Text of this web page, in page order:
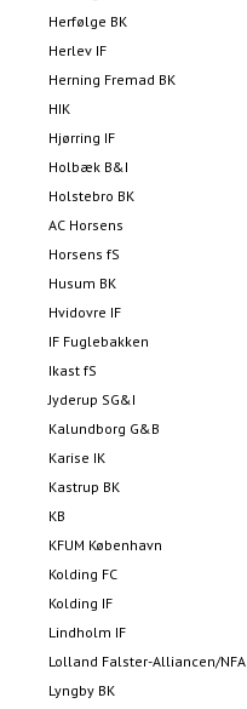
Herfølge BK
Herlev IF
Herning Fremad BK
HIK
Hjørring IF
Holbæk B&I
Holstebro BK
AC Horsens
Horsens fS
Husum BK
Hvidovre IF
IF Fuglebakken
Ikast fS
Jyderup SG&I
Kalundborg G&B
Karise IK
Kastrup BK
KB
KFUM København
Kolding FC
Kolding IF
Lindholm IF
Lolland Falster-Alliancen/NFA
Lyngby BK